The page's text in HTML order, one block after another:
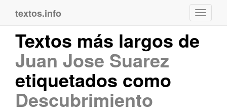
textos.info
Textos más largos de
Juan Jose Suarez
etiquetados como
Descubrimiento